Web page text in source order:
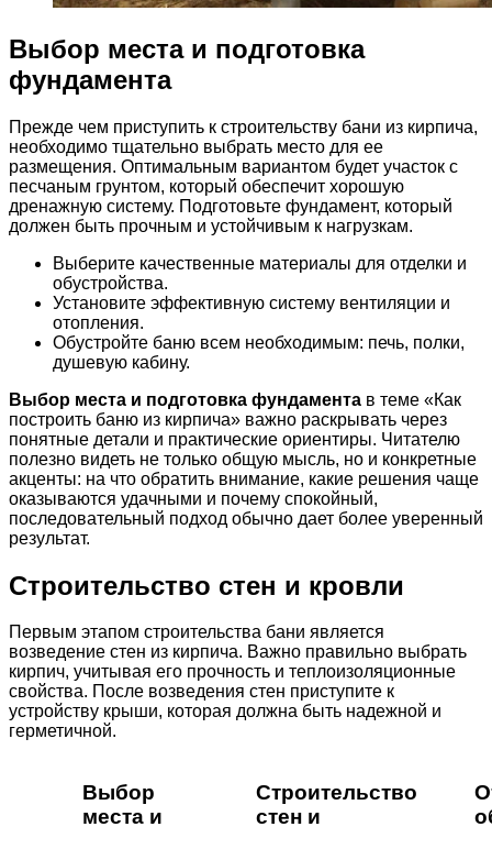
Выбор места и подготовка
фундамента
Прежде чем приступить к строительству бани из кирпича,
необходимо тщательно выбрать место для ее
размещения. Оптимальным вариантом будет участок с
песчаным грунтом, который обеспечит хорошую
дренажную систему. Подготовьте фундамент, который
должен быть прочным и устойчивым к нагрузкам.
Выберите качественные материалы для отделки и
обустройства.
Установите эффективную систему вентиляции и
отопления.
Обустройте баню всем необходимым: печь, полки,
душевую кабину.
Выбор места и подготовка фундамента в теме «Как
построить баню из кирпича» важно раскрывать через
понятные детали и практические ориентиры. Читателю
полезно видеть не только общую мысль, но и конкретные
акценты: на что обратить внимание, какие решения чаще
оказываются удачными и почему спокойный,
последовательный подход обычно дает более уверенный
результат.
Строительство стен и кровли
Первым этапом строительства бани является
возведение стен из кирпича. Важно правильно выбрать
кирпич, учитывая его прочность и теплоизоляционные
свойства. После возведения стен приступите к
устройству крыши, которая должна быть надежной и
герметичной.
Выбор
места и
Строительство
стен и